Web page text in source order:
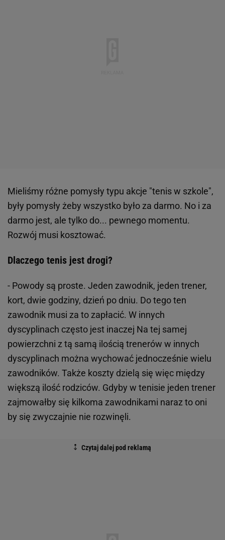
Mieliśmy różne pomysły typu akcje "tenis w szkole",
były pomysły żeby wszystko było za darmo. No i za
darmo jest, ale tylko do... pewnego momentu.
Rozwój musi kosztować.
Dlaczego tenis jest drogi?
- Powody są proste. Jeden zawodnik, jeden trener,
kort, dwie godziny, dzień po dniu. Do tego ten
zawodnik musi za to zapłacić. W innych
dyscyplinach często jest inaczej Na tej samej
powierzchni z tą samą ilością trenerów w innych
dyscyplinach można wychować jednocześnie wielu
zawodników. Także koszty dzielą się więc między
większą ilość rodziców. Gdyby w tenisie jeden trener
zajmowałby się kilkoma zawodnikami naraz to oni
by się zwyczajnie nie rozwinęli.